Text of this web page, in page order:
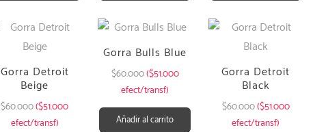
Gorra Detroit
Beige
$60.000($51.000
efect/transf)
Gorra Bulls Blue
$60.000($51.000
efect/transf)
Añadir al carrito
Gorra Detroit
Black
$60.000($51.000
efect/transf)